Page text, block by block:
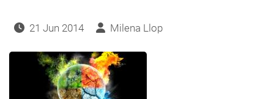
21 Jun 2014 Milena Llop